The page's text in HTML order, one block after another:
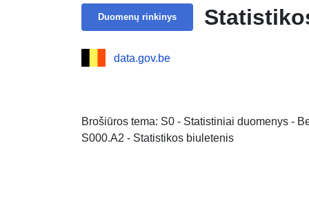
Duomenų rinkinys
data.gov.be
Brošiūros tema: S0 - Statistiniai duomenys -
S000.A2 - Statistikos biuletenis